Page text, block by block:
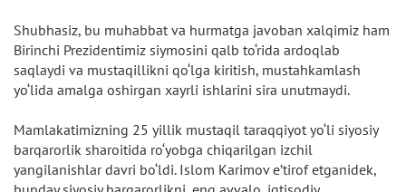
Shubhasiz, bu muhabbat va hurmatga javoban xalqimiz ham
Birinchi Prezidentimiz siymosini qalb to‘rida ardoqlab
saqlaydi va mustaqillikni qo‘lga kiritish, mustahkamlash
yo‘lida amalga oshirgan xayrli ishlarini sira unutmaydi.
Mamlakatimizning 25 yillik mustaqil taraqqiyot yo‘li siyosiy
barqarorlik sharoitida ro‘yobga chiqarilgan izchil
yangilanishlar davri bo‘ldi. Islom Karimov e’tirof etganidek,